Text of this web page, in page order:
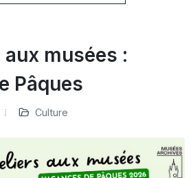
musées :
Pâques
Culture